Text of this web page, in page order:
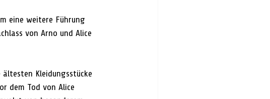
eine weitere Führung
von Arno und Alice
ältesten Kleidungsstücke
dem Tod von Alice